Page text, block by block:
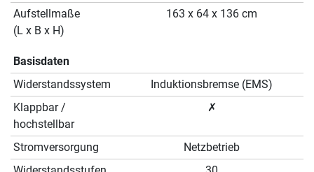
Aufstellmaße
(L x B x H)
163 x 64 x 136 cm
Basisdaten
Widerstandssystem
Induktionsbremse (EMS)
Klappbar /
hochstellbar
✗
Stromversorgung
Netzbetrieb